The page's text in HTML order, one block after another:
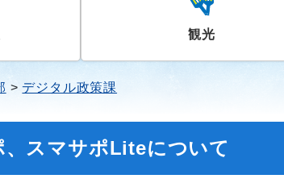
観光
デジタル政策課
、スマサポLiteについて